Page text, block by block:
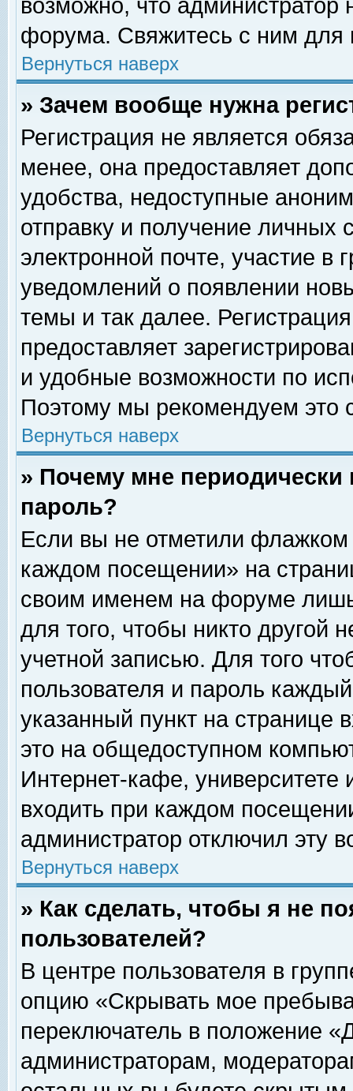
возможно, что
форума. Свяжитесь с ним для
Вернуться наверх
» Зачем вообще нужна
Регистрация не является
менее, она предоставляет
удобства, недоступные
отправку и получение личных
электронной почте, участие в
уведомлений о появлении
темы и так далее.
предоставляет
и удобные возможности по
Поэтому мы рекомендуем это
Вернуться наверх
» Почему мне
пароль?
Если вы не отметили флажком
каждом посещении» на
своим именем на форуме
для того, чтобы никто другой
учетной записью. Для того
пользователя и пароль
указанный пункт на
это на общедоступном
Интернет-кафе, университете
входить при каждом
администратор отключил эту
Вернуться наверх
» Как сделать, чтобы я не
пользователей?
В центре пользователя в
опцию «Скрывать мое
переключатель в положение
администраторам,